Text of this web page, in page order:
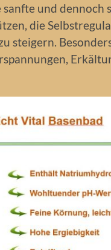
sanfte und
die
steigern.